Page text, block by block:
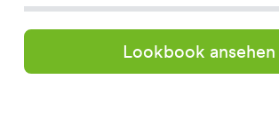
Lookbook ansehen